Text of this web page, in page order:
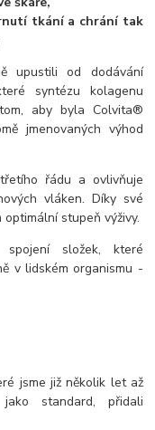
tkání a chrání tak
upustili od dodávání
syntézu kolagenu
aby byla Colvita®
jmenovaných výhod
řádu a ovlivňuje
vláken. Díky své
stupeň výživy.
spojení složek, které
v lidském organismu -
jsme již několik let až
standard, přidali